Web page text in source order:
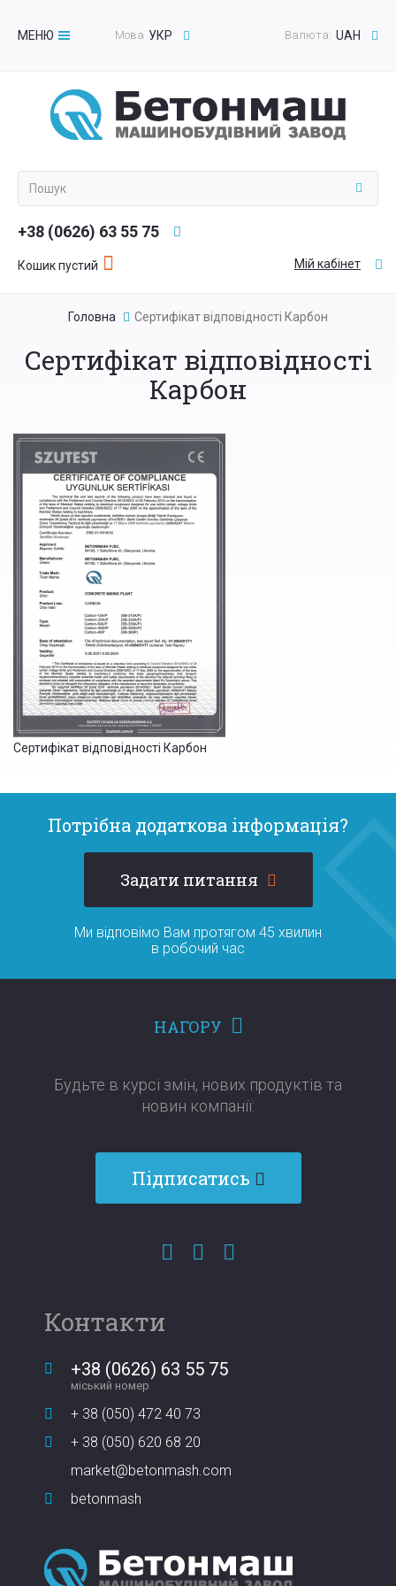
МЕНЮ
Toggle
Валюта: UAH
Мова УКР
+38 (0626) 63 55 75
Кошик пустий Мій кабінет
Головна Сертифікат відповідності Карбон
Сертифікат відповідності
Карбон
Сертифікат відповідності Карбон
Потрібна додаткова інформація?
Задати питання
Ми відповімо Вам протягом 45 хвилин
в робочий час
НАГОРУ
Будьте в курсі змін, нових продуктів та
новин компанії:​​​​​​​
Підписатись
Контакти
+38 (0626) 63 55 75
міський номер
+ 38 (050) 472 40 73
+ 38 (050) 620 68 20
market@betonmash.com
betonmash